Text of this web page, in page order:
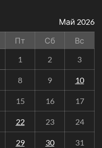
Май 2026
Пт Сб
Вс
1
2 3
8 9 10
15 16 17
22 23 24
29 30 31